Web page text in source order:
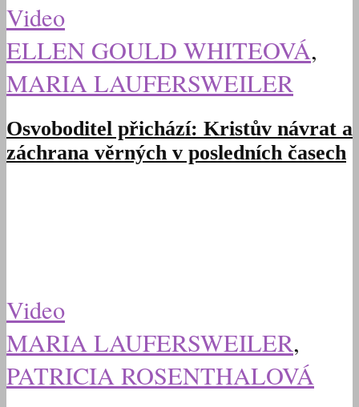
Video
ELLEN GOULD WHITEOVÁ,
MARIA LAUFERSWEILER
Osvoboditel přichází: Kristův návrat a
záchrana věrných v posledních časech
Video
MARIA LAUFERSWEILER,
PATRICIA ROSENTHALOVÁ